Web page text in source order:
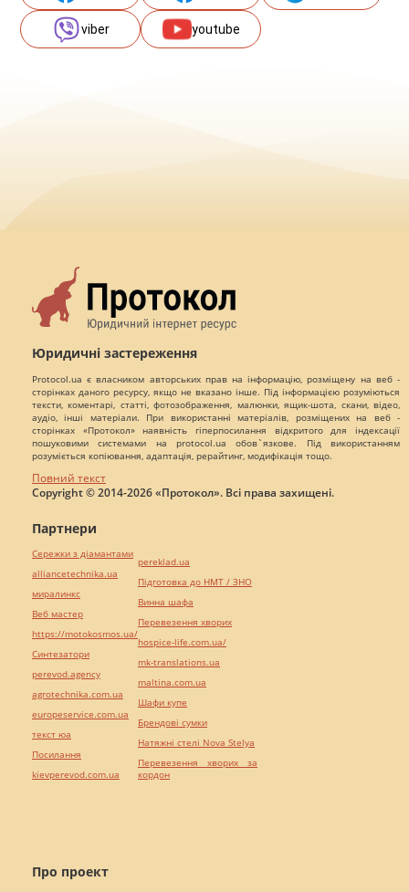
viber youtube
Юридичні застереження
Protocol.ua є власником авторських прав на інформацію, розміщену на веб -
сторінках даного ресурсу, якщо не вказано інше. Під інформацією розуміються
тексти, коментарі, статті, фотозображення, малюнки, ящик-шота, скани, відео,
аудіо, інші матеріали. При використанні матеріалів, розміщених на веб -
сторінках «Протокол» наявність гіперпосилання відкритого для індексації
пошуковими системами на protocol.ua обов`язкове. Під використанням
розуміється копіювання, адаптація, рерайтинг, модифікація тощо.
Повний текст
Copyright © 2014-2026 «Протокол». Всі права захищені.
Про проект
Партнери
Сережки з діамантами
alliancetechnika.ua
миралинкс
Веб мастер
https://motokosmos.ua/
Синтезатори
perevod.agency
agrotechnika.com.ua
europeservice.com.ua
текст юа
Посилання
kievperevod.com.ua
pereklad.ua
Підготовка до НМТ / ЗНО
Винна шафа
Перевезення хворих
hospice-life.com.ua/
mk-translations.ua
maltina.com.ua
Шафи купе
Брендові сумки
Натяжні стелі Nova Stelya
Перевезення хворих за
кордон